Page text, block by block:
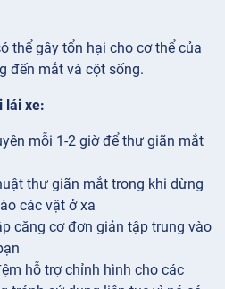
thể gây tổn hại cho cơ thể của
đến mắt và cột sống.
lái xe:
mỗi 1-2 giờ để thư giãn mắt
thư giãn mắt trong khi dừng
các vật ở xa
căng cơ đơn giản tập trung vào
hỗ trợ chỉnh hình cho các